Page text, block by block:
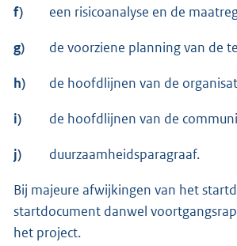
f) een risicoanalyse en de
g) de voorziene planning van de
h) de hoofdlijnen van de
i) de hoofdlijnen van de
j) duurzaamheidsparagraaf.
Bij majeure afwijkingen van het
startdocument danwel
het project.